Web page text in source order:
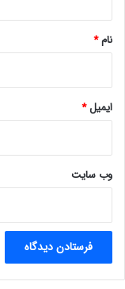
نام*
ایمیل*
وب‌ سایت